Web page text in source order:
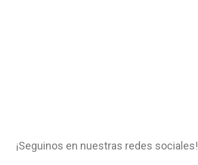
¡Seguinos en nuestras redes sociales!